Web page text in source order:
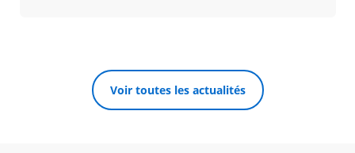
Voir toutes les actualités